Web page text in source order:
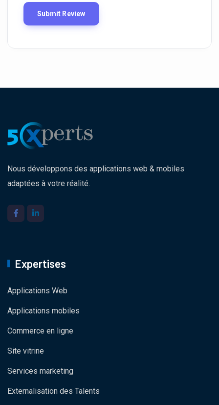
Nous développons des applications web & mobiles
adaptées à votre réalité.
Expertises
Applications Web
Applications mobiles
Commerce en ligne
Site vitrine
Services marketing
Externalisation des Talents